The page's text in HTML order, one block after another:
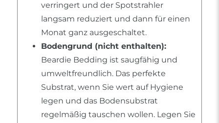
verringert und der Spotstrahler
langsam reduziert und dann für einen
Monat ganz ausgeschaltet.
Bodengrund (nicht enthalten):
Beardie Bedding ist saugfähig und
umweltfreundlich. Das perfekte
Substrat, wenn Sie wert auf Hygiene
legen und das Bodensubstrat
regelmäßig tauschen wollen. Legen Sie